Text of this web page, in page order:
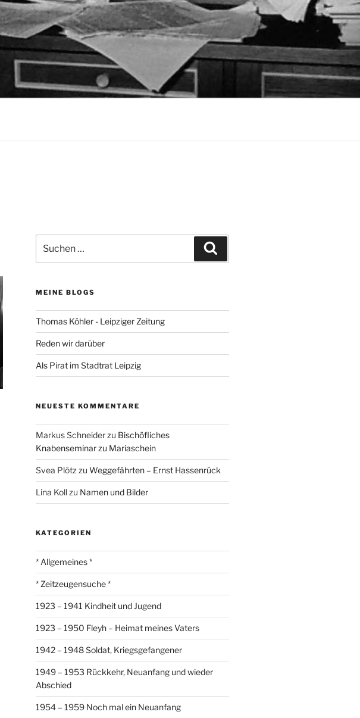
nach:
MEINE BLOGS
Thomas Köhler - Leipziger Zeitung
Reden wir darüber
Als Pirat im Stadtrat Leipzig
NEUESTE KOMMENTARE
Markus Schneiderzu Bischöfliches
Knabenseminar zu Mariaschein
Svea Plötz zu Weggefährten – Ernst Hassenrück
Lina Kollzu Namen und Bilder
KATEGORIEN
* Allgemeines *
* Zeitzeugensuche *
1923 – 1941 Kindheit und Jugend
1923 – 1950 Fleyh – Heimat meines Vaters
1942 – 1948 Soldat, Kriegsgefangener
1949 – 1953 Rückkehr, Neuanfang und wieder
Abschied
1954 – 1959 Noch mal ein Neuanfang